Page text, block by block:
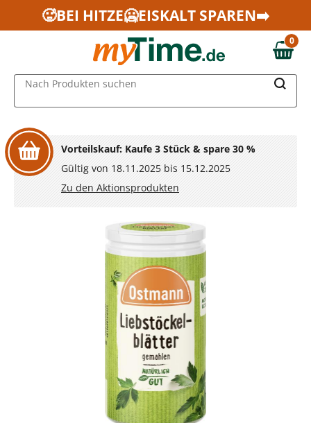
Zum Hauptinhalt springen
Zur Navigation springen
Zur Suche springen
🥵BEI HITZE🥶EISKALT SPAREN➡️
0,00 €
0
Nach Produkten suchen
Vorteilskauf: Kaufe 3 Stück & spare 30 %
Gültig von 18.11.2025 bis 15.12.2025
Zu den Aktionsprodukten